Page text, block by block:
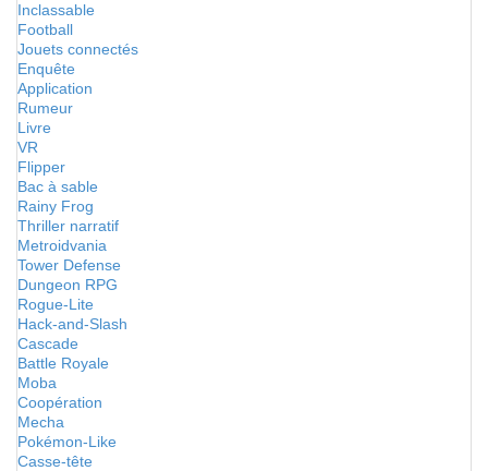
Inclassable
Football
Jouets connectés
Enquête
Application
Rumeur
Livre
VR
Flipper
Bac à sable
Rainy Frog
Thriller narratif
Metroidvania
Tower Defense
Dungeon RPG
Rogue-Lite
Hack-and-Slash
Cascade
Battle Royale
Moba
Coopération
Mecha
Pokémon-Like
Casse-tête